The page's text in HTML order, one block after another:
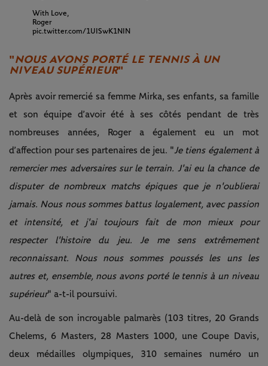
With Love,
Roger
pic.twitter.com/1UISwK1NIN
"NOUS AVONS PORTÉ LE TENNIS À UN
NIVEAU SUPÉRIEUR"
Après avoir remercié sa femme Mirka, ses enfants, sa famille
et son équipe d’avoir été à ses côtés pendant de très
nombreuses années, Roger a également eu un mot
d’affection pour ses partenaires de jeu. "Je tiens également à
remercier mes adversaires sur le terrain. J'ai eu la chance de
disputer de nombreux matchs épiques que je n'oublierai
jamais. Nous nous sommes battus loyalement, avec passion
et intensité, et j'ai toujours fait de mon mieux pour
respecter l'histoire du jeu. Je me sens extrêmement
reconnaissant. Nous nous sommes poussés les uns les
autres et, ensemble, nous avons porté le tennis à un niveau
supérieur" a-t-il poursuivi.
Au-delà de son incroyable palmarès (103 titres, 20 Grands
Chelems, 6 Masters, 28 Masters 1000, une Coupe Davis,
deux médailles olympiques, 310 semaines numéro un